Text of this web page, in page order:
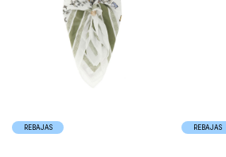
REBAJAS REBAJAS